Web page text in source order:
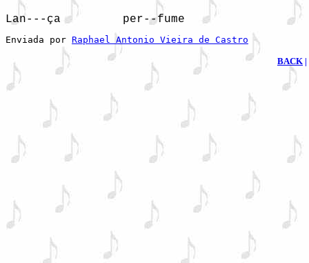
Lan---ça         per--fume
Enviada por Raphael Antonio Vieira de Castro
BACK |